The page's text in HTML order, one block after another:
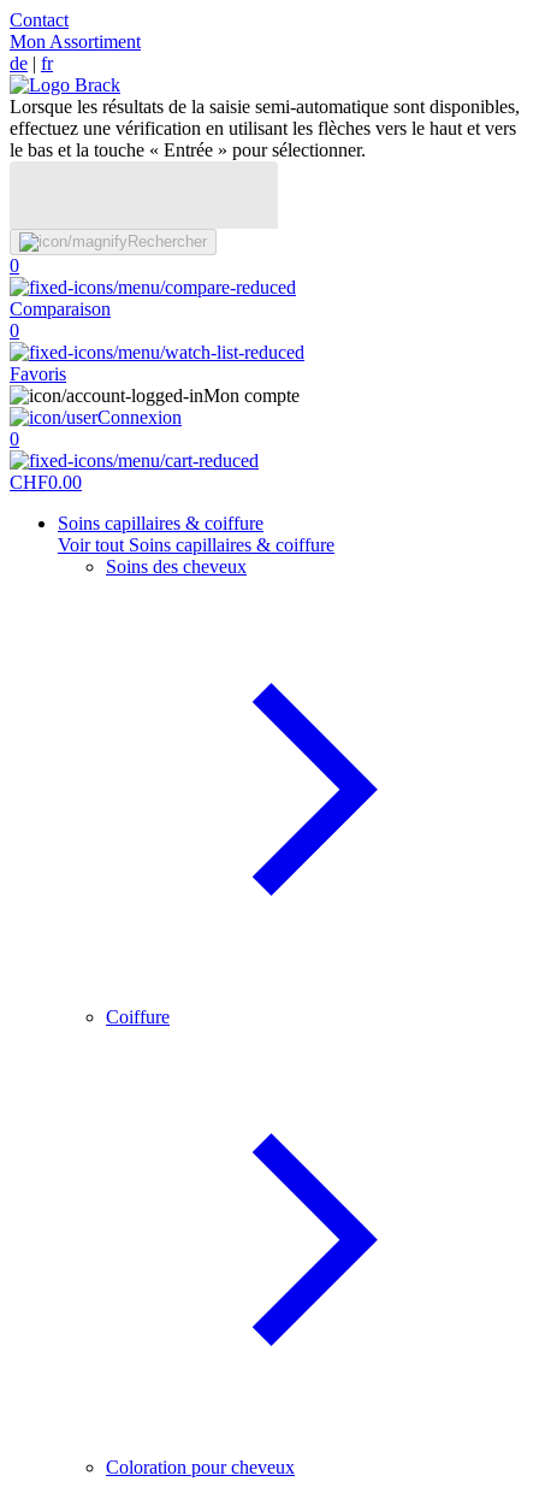
Contact
Mon Assortiment
de | fr
Lorsque les résultats de la saisie semi-automatique sont disponibles,
effectuez une vérification en utilisant les flèches vers le haut et vers
le bas et la touche « Entrée » pour sélectionner.
Rechercher
0
Comparaison
0
Favoris
Mon compte
Connexion
0
CHF0.00
Soins capillaires & coiffure
Voir tout Soins capillaires & coiffure
Soins des cheveux
Coiffure
Coloration pour cheveux